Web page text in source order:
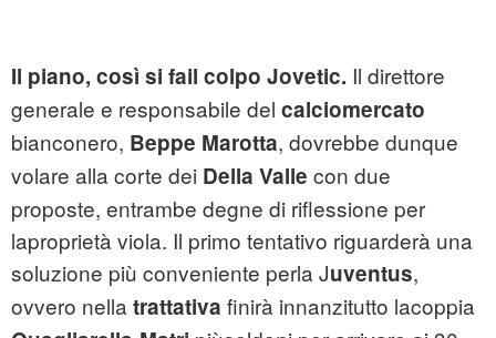
Il piano, così si fail colpo Jovetic. Il direttore
generale e responsabile del calciomercato
bianconero, Beppe Marotta, dovrebbe dunque
volare alla corte dei Della Valle con due
proposte, entrambe degne di riflessione per
laproprietà viola. Il primo tentativo riguarderà una
soluzione più conveniente perla Juventus,
ovvero nella trattativa finirà innanzitutto lacoppia